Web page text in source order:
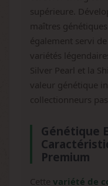
supérieure.
maîtres
également servi
variétés
Silver Pearl et la
valeur génétique
collectionneurs
Génétique
Premium
Cette variété de